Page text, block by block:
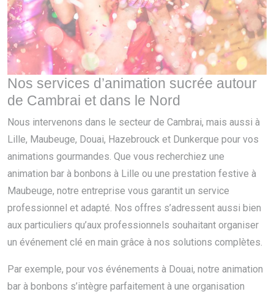
Nos services d’animation sucrée autour
de Cambrai et dans le Nord
Nous intervenons dans le secteur de Cambrai, mais aussi à
Lille, Maubeuge, Douai, Hazebrouck et Dunkerque pour vos
animations gourmandes. Que vous recherchiez une
animation bar à bonbons à Lille ou une prestation festive à
Maubeuge, notre entreprise vous garantit un service
professionnel et adapté. Nos offres s’adressent aussi bien
aux particuliers qu’aux professionnels souhaitant organiser
un événement clé en main grâce à nos solutions complètes.
Par exemple, pour vos événements à Douai, notre animation
bar à bonbons s’intègre parfaitement à une organisation